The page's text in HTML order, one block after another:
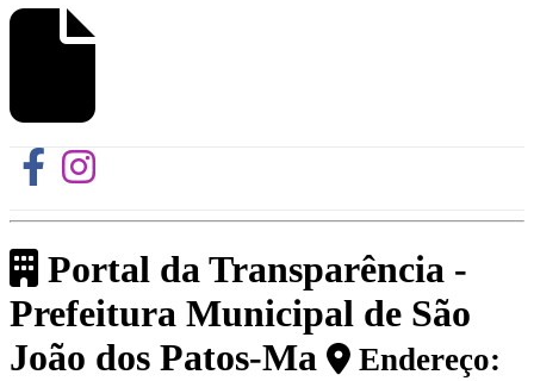
Portal da Transparência -
Prefeitura Municipal de São
João dos Patos-Ma
Endereço: